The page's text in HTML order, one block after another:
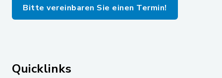
Bitte vereinbaren Sie einen Termin!
Quicklinks